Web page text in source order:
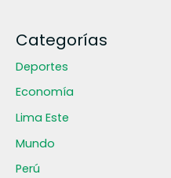
Categorías
Deportes
Economía
Lima Este
Mundo
Perú